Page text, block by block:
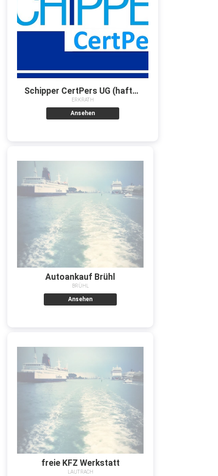
Schipper CertPers UG (haftungsbeschränkt)
ERKRATH
Ansehen
Autoankauf Brühl
BRÜHL
Ansehen
freie KFZ Werkstatt
LAUTRACH